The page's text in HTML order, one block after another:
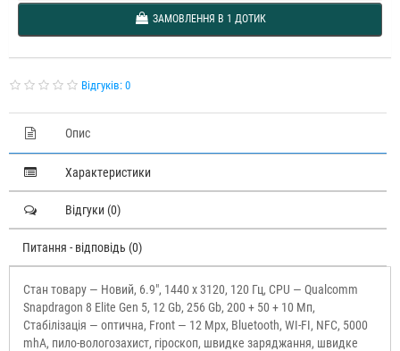
ЗАМОВЛЕННЯ В 1 ДОТИК
Відгуків: 0
Опис
Характеристики
Відгуки (0)
Питання - відповідь (0)
Стан товару — Новий, 6.9", 1440 x 3120, 120 Гц, CPU — Qualcomm
Snapdragon 8 Elite Gen 5, 12 Gb, 256 Gb, 200 + 50 + 10 Мп,
Стабілізація — оптична, Front — 12 Mpx, Bluetooth, WI-FI, NFC, 5000
mhA, пило-вологозахист, гіроскоп, швидке заряджання, швидке